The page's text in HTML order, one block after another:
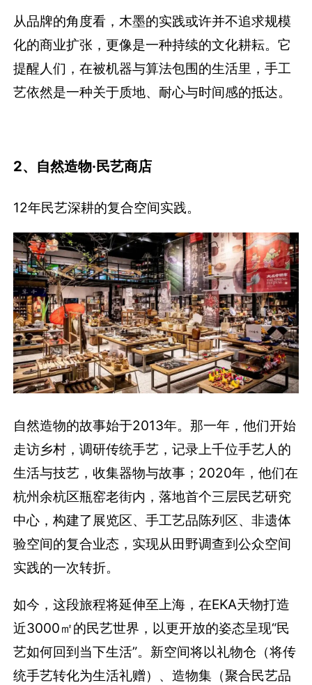
从品牌的角度看，木墨的实践或许并不追求规模
化的商业扩张，更像是一种持续的文化耕耘。它
提醒人们，在被机器与算法包围的生活里，手工
艺依然是一种关于质地、耐心与时间感的抵达。
2、自然造物·民艺商店
12年民艺深耕的复合空间实践。
自然造物的故事始于2013年。那一年，他们开始
走访乡村，调研传统手艺，记录上千位手艺人的
生活与技艺，收集器物与故事；2020年，他们在
杭州余杭区瓶窑老街内，落地首个三层民艺研究
中心，构建了展览区、手工艺品陈列区、非遗体
验空间的复合业态，实现从田野调查到公众空间
实践的一次转折。
如今，这段旅程将延伸至上海，在EKA天物打造
近3000㎡的民艺世界，以更开放的姿态呈现“民
艺如何回到当下生活”。新空间将以礼物仓（将传
统手艺转化为生活礼赠）、造物集（聚合民艺品